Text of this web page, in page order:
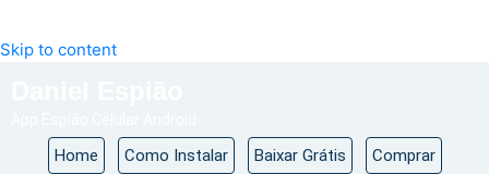
Skip to content
Home Como Instalar Baixar Grátis Comprar